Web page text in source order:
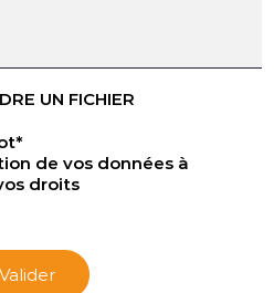
UN FICHIER
de vos données à
droits
Valider